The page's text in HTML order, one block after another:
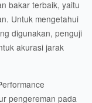
bakar terbaik, yaitu
Untuk mengetahui
digunakan, penguji
akurasi jarak
pengereman pada